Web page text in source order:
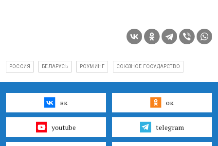
РОССИЯ БЕЛАРУСЬ РОУМИНГ СОЮЗНОЕ ГОСУДАРСТВО
вк ок
youtube telegram